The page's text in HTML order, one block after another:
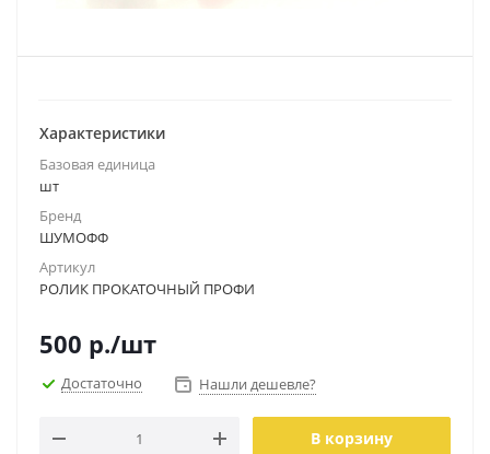
Характеристики
Базовая единица
шт
Бренд
ШУМОФФ
Артикул
РОЛИК ПРОКАТОЧНЫЙ ПРОФИ
500 р./шт
Достаточно Нашли дешевле?
В корзину